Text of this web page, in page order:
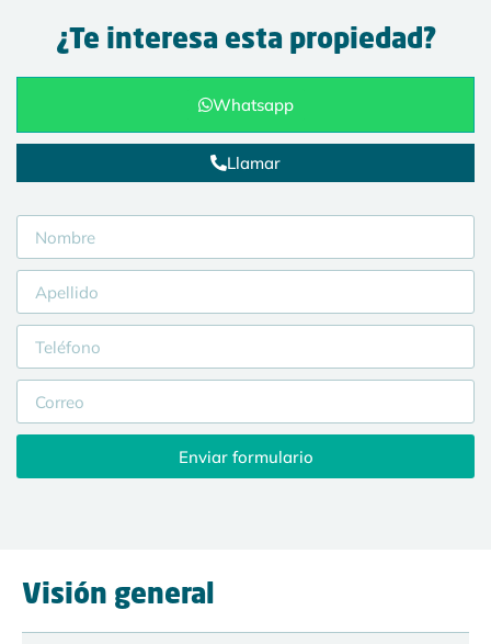
Visión general
¿Te interesa esta propiedad?
Whatsapp
Llamar
Enviar formulario